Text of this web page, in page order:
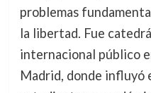
problemas
la libertad. Fue
internacional público
Madrid, donde influyó